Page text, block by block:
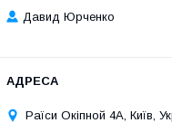
Давид Юрченко
Раїси Окіпной 4А, Київ,